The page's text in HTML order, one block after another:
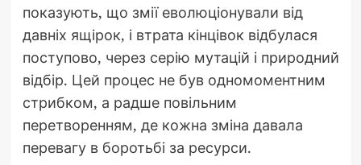
показують, що змії еволюціонували від
давніх ящірок, і втрата кінцівок відбулася
поступово, через серію мутацій і природний
відбір. Цей процес не був одномоментним
стрибком, а радше повільним
перетворенням, де кожна зміна давала
перевагу в боротьбі за ресурси.